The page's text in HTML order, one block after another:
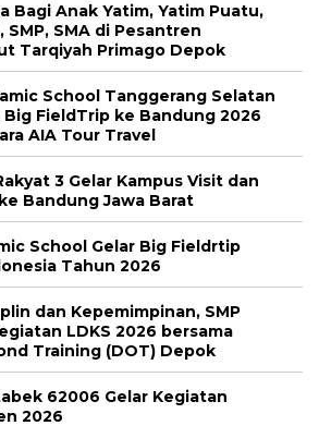
Bagi Anak Yatim, Yatim Puatu,
SMP, SMA di Pesantren
Tarqiyah Primago Depok
School Tanggerang Selatan
FieldTrip ke Bandung 2026
AIA Tour Travel
3 Gelar Kampus Visit dan
Bandung Jawa Barat
School Gelar Big Fieldrtip
Tahun 2026
dan Kepemimpinan, SMP
LDKS 2026 bersama
Training (DOT) Depok
62006 Gelar Kegiatan
2026